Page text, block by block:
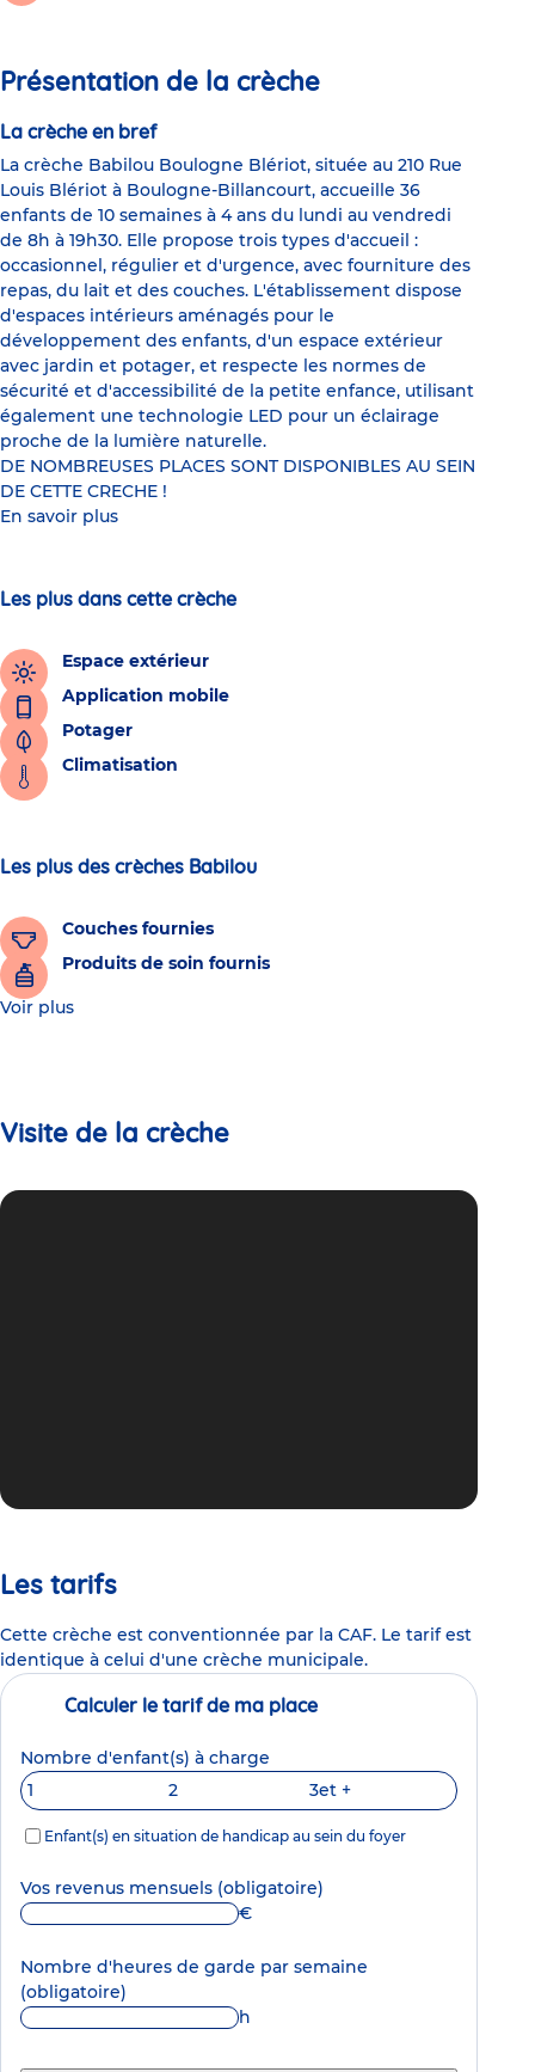
Présentation de la crèche
La crèche en bref
La crèche Babilou Boulogne Blériot, située au 210 Rue
Louis Blériot à Boulogne-Billancourt, accueille 36
enfants de 10 semaines à 4 ans du lundi au vendredi
de 8h à 19h30. Elle propose trois types d'accueil :
occasionnel, régulier et d'urgence, avec fourniture des
repas, du lait et des couches. L'établissement dispose
d'espaces intérieurs aménagés pour le
développement des enfants, d'un espace extérieur
avec jardin et potager, et respecte les normes de
sécurité et d'accessibilité de la petite enfance, utilisant
également une technologie LED pour un éclairage
proche de la lumière naturelle.
DE NOMBREUSES PLACES SONT DISPONIBLES AU SEIN
DE CETTE CRECHE !
En savoir plus
Les plus dans cette crèche
Espace extérieur
Application mobile
Potager
Climatisation
Les plus des crèches Babilou
Couches fournies
Produits de soin fournis
Voir plus
Visite de la crèche
Les tarifs
Cette crèche est conventionnée par la CAF. Le tarif est
identique à celui d'une crèche municipale.
Calculer le tarif de ma place
Nombre d'enfant(s) à charge
1
2 3et +
Enfant(s) en situation de handicap au sein du foyer
Vos revenus mensuels (obligatoire)
€
Nombre d'heures de garde par semaine
(obligatoire)
h